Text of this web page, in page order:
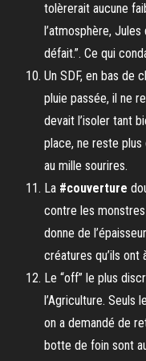
tolèrerait aucune
l’atmosphère,
défait.”. Ce qui
Un SDF, en bas de
pluie passée, il ne
devait l’isoler tant
place, ne reste plus
au mille sourires.
La #couverture
contre les
donne de
créatures qu’ils ont
Le “off” le plus
l’Agriculture. Seuls
on a demandé de
botte de foin sont